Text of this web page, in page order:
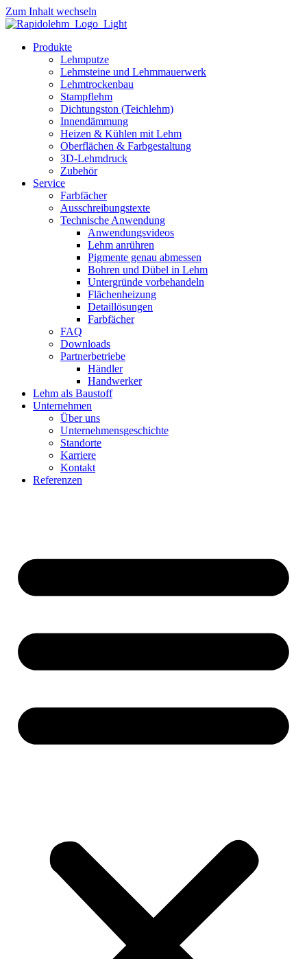
Zum Inhalt wechseln
Produkte
Lehmputze
Lehmsteine und Lehmmauerwerk
Lehmtrockenbau
Stampflehm
Dichtungston (Teichlehm)
Innendämmung
Heizen & Kühlen mit Lehm
Oberflächen & Farbgestaltung
3D-Lehmdruck
Zubehör
Service
Farbfächer
Ausschreibungstexte
Technische Anwendung
Anwendungsvideos
Lehm anrühren
Pigmente genau abmessen
Bohren und Dübel in Lehm
Untergründe vorbehandeln
Flächenheizung
Detaillösungen
Farbfächer
FAQ
Downloads
Partnerbetriebe
Händler
Handwerker
Lehm als Baustoff
Unternehmen
Über uns
Unternehmensgeschichte
Standorte
Karriere
Kontakt
Referenzen